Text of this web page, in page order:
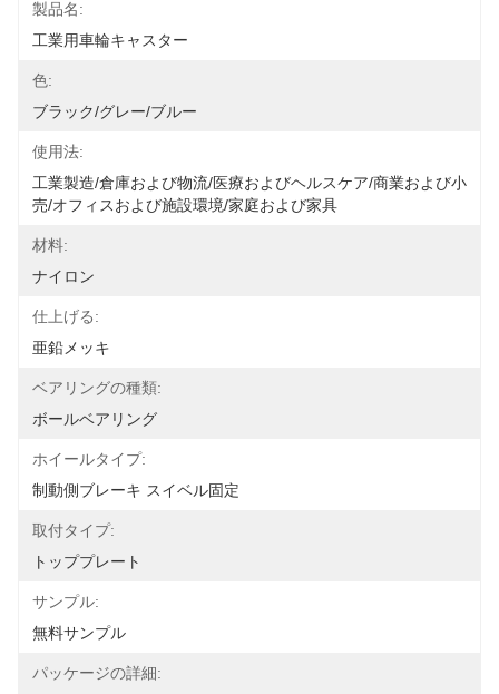
製品名:
工業用車輪キャスター
色:
ブラック/グレー/ブルー
使用法:
工業製造/倉庫および物流/医療およびヘルスケア/商業および小
売/オフィスおよび施設環境/家庭および家具
材料:
ナイロン
仕上げる:
亜鉛メッキ
ベアリングの種類:
ボールベアリング
ホイールタイプ:
制動側ブレーキ スイベル固定
取付タイプ:
トッププレート
サンプル:
無料サンプル
パッケージの詳細: